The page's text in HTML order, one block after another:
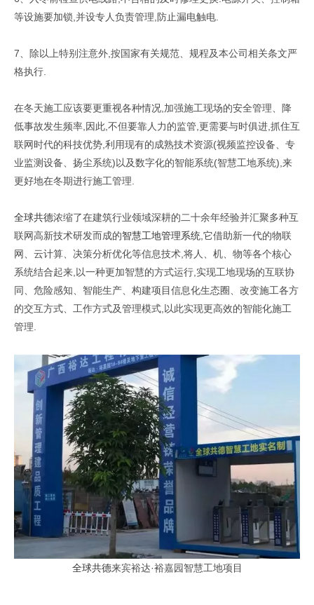
等设施要加锁,并设专人负责管理,防止漏电触电.
7、除以上特别注意外,按国家有关规范、规程及本公司相关条文严
格执行.
在冬天施工应该要更重视各种情况,加强施工现场的安全管理、降
低事故发生频率,因此,不但要靠人力的监管,更需要与时俱进,抓住互
联网时代的科技优势,利用现有的成熟技术资源(视频监控设备、专
业监测设备、扬尘系统)以及数字化的智能系统(智慧工地系统),来
更好地在冬期进行施工管理.
全球共德浓缩了在建筑行业领域深耕的二十余年经验并汇聚多种互
联网高新技术研发而成的智慧工地管理系统 ,它借助新一代的物联
网、云计算、决策分析优化等信息技术,将人、机、物等各个核心
系统结合起来,以一种更加智慧的方式运行,实现工地现场的互联协
同、危险感知、智能生产、构建项目信息化生态圈、改变施工各方
的交互方式、工作方式及管理模式,以此实现更高效的智能化施工
管理.
全球共德来宾裕达·裕嘉园智慧工地项目